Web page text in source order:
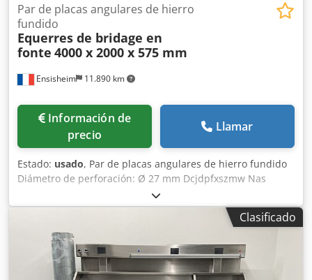
Ensisheim 11.890 km
Par de placas angulares de hierro
fundido
Equerres de bridage en
fonte 4000 x 2000 x 575 mm
Información de
precio
Llamar
Estado: usado, Par de placas angulares de hierro fundido
Diámetro de perforación: Ø 27 mm Dcjdpfxszmw Nas
Agdok Ancho: 575 mm Profundidad: 2000 mm Altura total:
4000 mm Peso unitario: aprox. 6 toneladas
Clasificado